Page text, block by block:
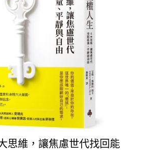
思維，讓焦慮世代找回能